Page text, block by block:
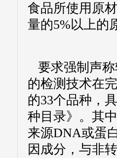
食品所使用原
量的5%以上的
要求强制声称
的检测技术在
的33个品种，
种目录》。其
来源DNA或蛋
因成分，与非